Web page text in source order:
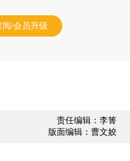
阅/会员升级
责任编辑：李箐
版面编辑：曹文姣